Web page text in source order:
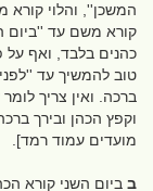
המשכן'', והלוי קורא
קורא משם עד ''ביום
כהנים בלבד, ואף על
טוב להמשיך עד
ברכה. ואין צריך
וקפץ הכהן ובירך
מועדים עמוד רמד].
ב ביום השני קורא